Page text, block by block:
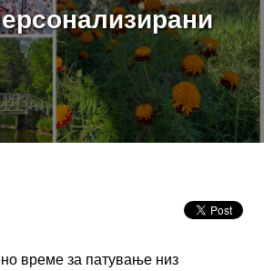
време за патување низ